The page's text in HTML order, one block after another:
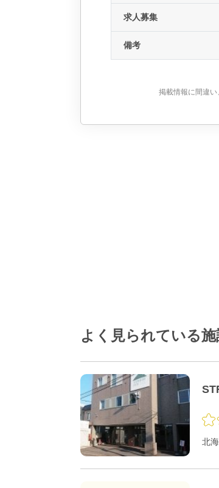
求人募集
備考
掲載情報に間違い
よく見られている施
北